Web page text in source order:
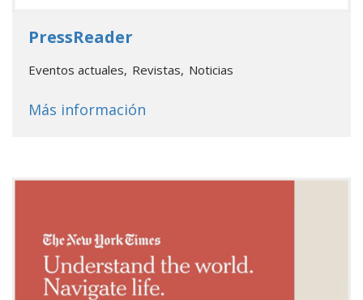
PressReader
Eventos actuales Revistas Noticias
Más información